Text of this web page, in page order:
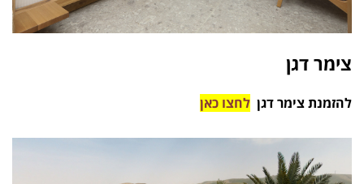
צימר דגן
להזמנת צימר דגן לחצו כאן